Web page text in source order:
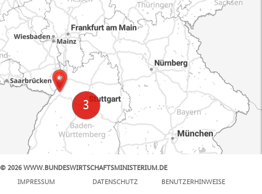
© 2026 WWW.BUNDESWIRTSCHAFTSMINISTERIUM.DE
IMPRESSUM
DATENSCHUTZ BENUTZERHINWEISE